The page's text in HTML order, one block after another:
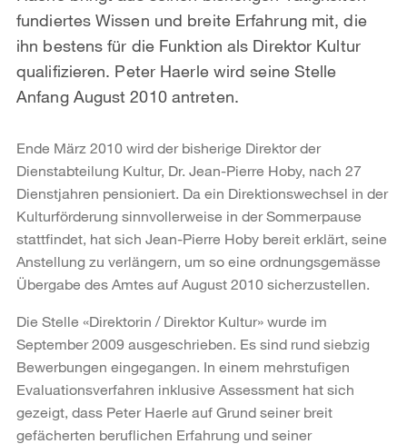
fundiertes Wissen und breite Erfahrung mit, die
ihn bestens für die Funktion als Direktor Kultur
qualifizieren. Peter Haerle wird seine Stelle
Anfang August 2010 antreten.
Ende März 2010 wird der bisherige Direktor der
Dienstabteilung Kultur, Dr. Jean-Pierre Hoby, nach 27
Dienstjahren pensioniert. Da ein Direktionswechsel in der
Kulturförderung sinnvollerweise in der Sommerpause
stattfindet, hat sich Jean-Pierre Hoby bereit erklärt, seine
Anstellung zu verlängern, um so eine ordnungsgemässe
Übergabe des Amtes auf August 2010 sicherzustellen.
Die Stelle «Direktorin / Direktor Kultur» wurde im
September 2009 ausgeschrieben. Es sind rund siebzig
Bewerbungen eingegangen. In einem mehrstufigen
Evaluationsverfahren inklusive Assessment hat sich
gezeigt, dass Peter Haerle auf Grund seiner breit
gefächerten beruflichen Erfahrung und seiner